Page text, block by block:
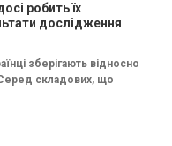
робить їх
дослідження
зберігають відносно
Серед складових, що